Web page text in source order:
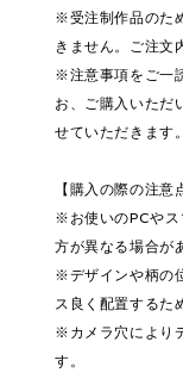
※受注制作品のた
きません。ご注文
※注意事項をご一
お、ご購入いただ
せていただきます。
【購入の際の注意
※お使いのPCやス
方が異なる場合が
※デザインや柄の
ス良く配置するた
※カメラ穴により
す。